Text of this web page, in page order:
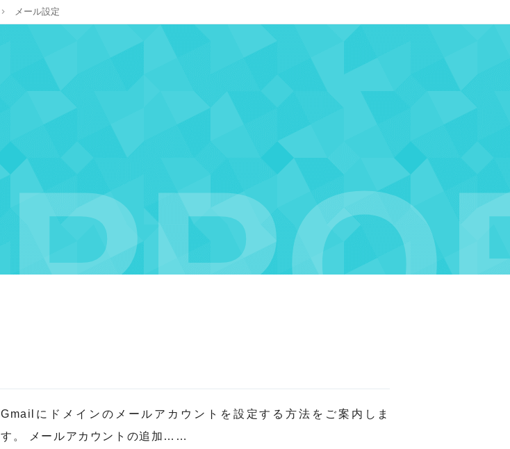
メール設定
Gmailにドメインのメールアカウントを設定する方法をご案内しま
す。 メールアカウントの追加……